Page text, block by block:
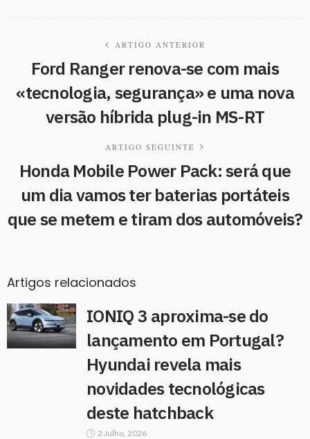
ARTIGO ANTERIOR
Ford Ranger renova-se com mais
«tecnologia, segurança» e uma nova
versão híbrida plug-in MS-RT
ARTIGO SEGUINTE
Honda Mobile Power Pack: será que
um dia vamos ter baterias portáteis
que se metem e tiram dos automóveis?
Artigos relacionados
IONIQ 3 aproxima-se do
lançamento em Portugal?
Hyundai revela mais
novidades tecnológicas
deste hatchback
2 Julho, 2026